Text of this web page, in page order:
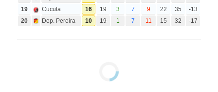
19
Cucuta 16 19 3 7 9 22 35
-13
20
Dep. Pereira 10 19 1 7 11 15 32 -17